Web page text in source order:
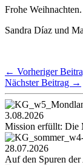
Frohe Weihnachten.
Sandra Díaz und
← Vorheriger
Nächster Beitrag →
3.08.2026
Mission erfüllt: Die
28.07.2026
Auf den Spuren